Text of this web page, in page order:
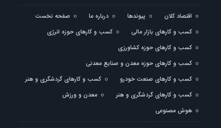
اقتصاد کلان پیوندها درباره ما
صفحه نخست
کسب و کارهای بازار مالی
کسب و کارهای حوزه انرژی
کسب و کارهای حوزه کشاورزی
کسب و کارهای حوزه معدن و صنایع معدنی
کسب و کارهای صنعت خودرو
کسب و کارهای گردشگری و هنر
کسب و کارهای گردشگری و هنر
معدن و ورزش
هوش مصنوعی